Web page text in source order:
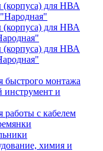
для НВА
для НВА
для НВА
быстрого монтажа
инструмент и
работы с кабелем
химия и